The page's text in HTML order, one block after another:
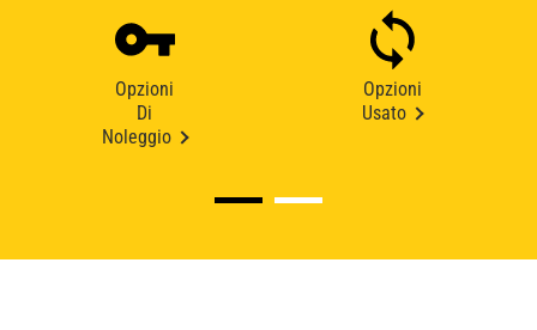
Opzioni
Di
Noleggio
Opzioni
Usato